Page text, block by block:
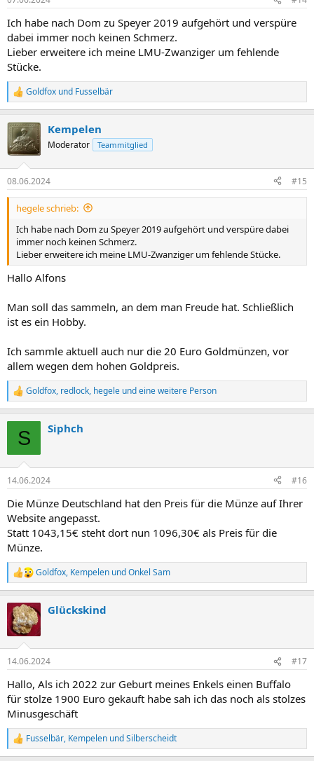
e
:
Ich habe nach Dom zu Speyer 2019 aufgehört und verspüre
dabei immer noch keinen Schmerz.
Lieber erweitere ich meine LMU-Zwanziger um fehlende
Stücke.
R
e
k
t
i
e
n
Goldfox und Fusselbär
Kempelen
Moderator Teammitglied
08.06.2024 #15
hegele schrieb:
Ich habe nach Dom zu Speyer 2019 aufgehört und verspüre dabei
immer noch keinen Schmerz.
Lieber erweitere ich meine LMU-Zwanziger um fehlende Stücke.
Hallo Alfons
Man soll das sammeln, an dem man Freude hat. Schließlich
ist es ein Hobby.
Ich sammle aktuell auch nur die 20 Euro Goldmünzen, vor
allem wegen dem hohen Goldpreis.
R
e
e
:
Goldfox, redlock, hegele und eine weitere Person
S Siphch
14.06.2024 #16
Die Münze Deutschland hat den Preis für die Münze auf Ihrer
Website angepasst.
Statt 1043,15€ steht dort nun 1096,30€ als Preis für die
Münze.
R
e
k
t
i
e
:
Goldfox, Kempelen undOnkel Sam
Glückskind
14.06.2024 #17
Hallo, Als ich 2022 zur Geburt meines Enkels einen Buffalo
für stolze 1900 Euro gekauft habe sah ich das noch als stolzes
Minusgeschäft
R
e
Fusselbär, Kempelen undSilberscheidt